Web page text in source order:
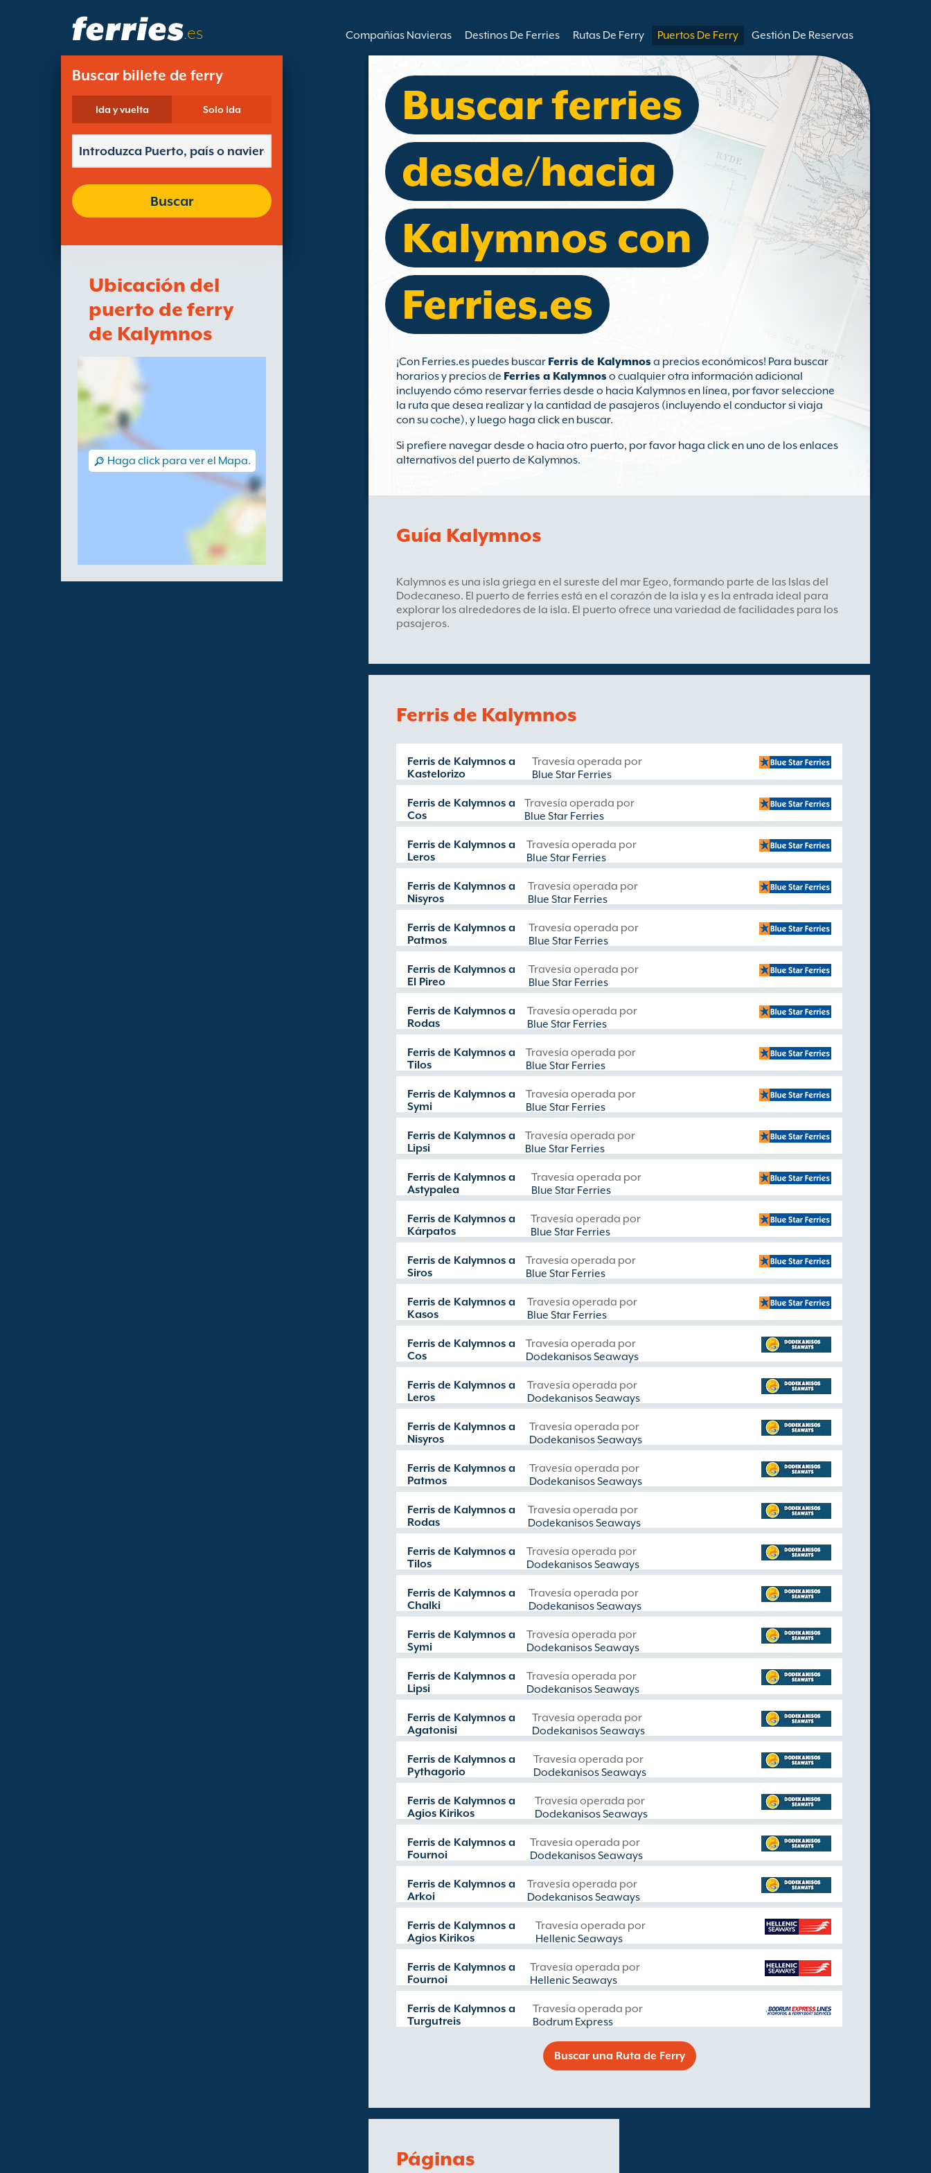
.es Compañías Navieras Destinos De Ferries Rutas De Ferry Puertos De Ferry Gestión De Reservas
Buscar billete de ferry
Ida y vuelta Solo Ida
Buscar
Ubicación del
puerto de ferry
de Kalymnos
Haga click para ver el Mapa.
Buscar ferries
desde/hacia
Kalymnos con
Ferries.es
¡Con Ferries.es puedes buscar Ferris de Kalymnos a precios económicos! Para buscar
horarios y precios de Ferries a Kalymnos o cualquier otra información adicional
incluyendo cómo reservar ferries desde o hacia Kalymnos en línea, por favor seleccione
la ruta que desea realizar y la cantidad de pasajeros (incluyendo el conductor si viaja
con su coche), y luego haga click en buscar.
Si prefiere navegar desde o hacia otro puerto, por favor haga click en uno de los enlaces
alternativos del puerto de Kalymnos.
Guía Kalymnos
Kalymnos es una isla griega en el sureste del mar Egeo, formando parte de las Islas del
Dodecaneso. El puerto de ferries está en el corazón de la isla y es la entrada ideal para
explorar los alrededores de la isla. El puerto ofrece una variedad de facilidades para los
pasajeros.
Ferris de Kalymnos
Ferris de Kalymnos a
Kastelorizo
Travesía operada por
Blue Star Ferries
Ferris de Kalymnos a
Cos
Travesía operada por
Blue Star Ferries
Ferris de Kalymnos a
Leros
Travesía operada por
Blue Star Ferries
Ferris de Kalymnos a
Nisyros
Travesía operada por
Blue Star Ferries
Ferris de Kalymnos a
Patmos
Travesía operada por
Blue Star Ferries
Ferris de Kalymnos a
El Pireo
Travesía operada por
Blue Star Ferries
Ferris de Kalymnos a
Rodas
Travesía operada por
Blue Star Ferries
Ferris de Kalymnos a
Tilos
Travesía operada por
Blue Star Ferries
Ferris de Kalymnos a
Symi
Travesía operada por
Blue Star Ferries
Ferris de Kalymnos a
Lipsi
Travesía operada por
Blue Star Ferries
Ferris de Kalymnos a
Astypalea
Travesía operada por
Blue Star Ferries
Ferris de Kalymnos a
Kárpatos
Travesía operada por
Blue Star Ferries
Ferris de Kalymnos a
Siros
Travesía operada por
Blue Star Ferries
Ferris de Kalymnos a
Kasos
Travesía operada por
Blue Star Ferries
Ferris de Kalymnos a
Cos
Travesía operada por
Dodekanisos Seaways
Ferris de Kalymnos a
Leros
Travesía operada por
Dodekanisos Seaways
Ferris de Kalymnos a
Nisyros
Travesía operada por
Dodekanisos Seaways
Ferris de Kalymnos a
Patmos
Travesía operada por
Dodekanisos Seaways
Ferris de Kalymnos a
Rodas
Travesía operada por
Dodekanisos Seaways
Ferris de Kalymnos a
Tilos
Travesía operada por
Dodekanisos Seaways
Ferris de Kalymnos a
Chalki
Travesía operada por
Dodekanisos Seaways
Ferris de Kalymnos a
Symi
Travesía operada por
Dodekanisos Seaways
Ferris de Kalymnos a
Lipsi
Travesía operada por
Dodekanisos Seaways
Ferris de Kalymnos a
Agatonisi
Travesía operada por
Dodekanisos Seaways
Ferris de Kalymnos a
Pythagorio
Travesía operada por
Dodekanisos Seaways
Ferris de Kalymnos a
Agios Kirikos
Travesía operada por
Dodekanisos Seaways
Ferris de Kalymnos a
Fournoi
Travesía operada por
Dodekanisos Seaways
Ferris de Kalymnos a
Arkoi
Travesía operada por
Dodekanisos Seaways
Ferris de Kalymnos a
Agios Kirikos
Travesía operada por
Hellenic Seaways
Ferris de Kalymnos a
Fournoi
Travesía operada por
Hellenic Seaways
Ferris de Kalymnos a
Turgutreis
Travesía operada por
Bodrum Express
Buscar una Ruta de Ferry
Páginas